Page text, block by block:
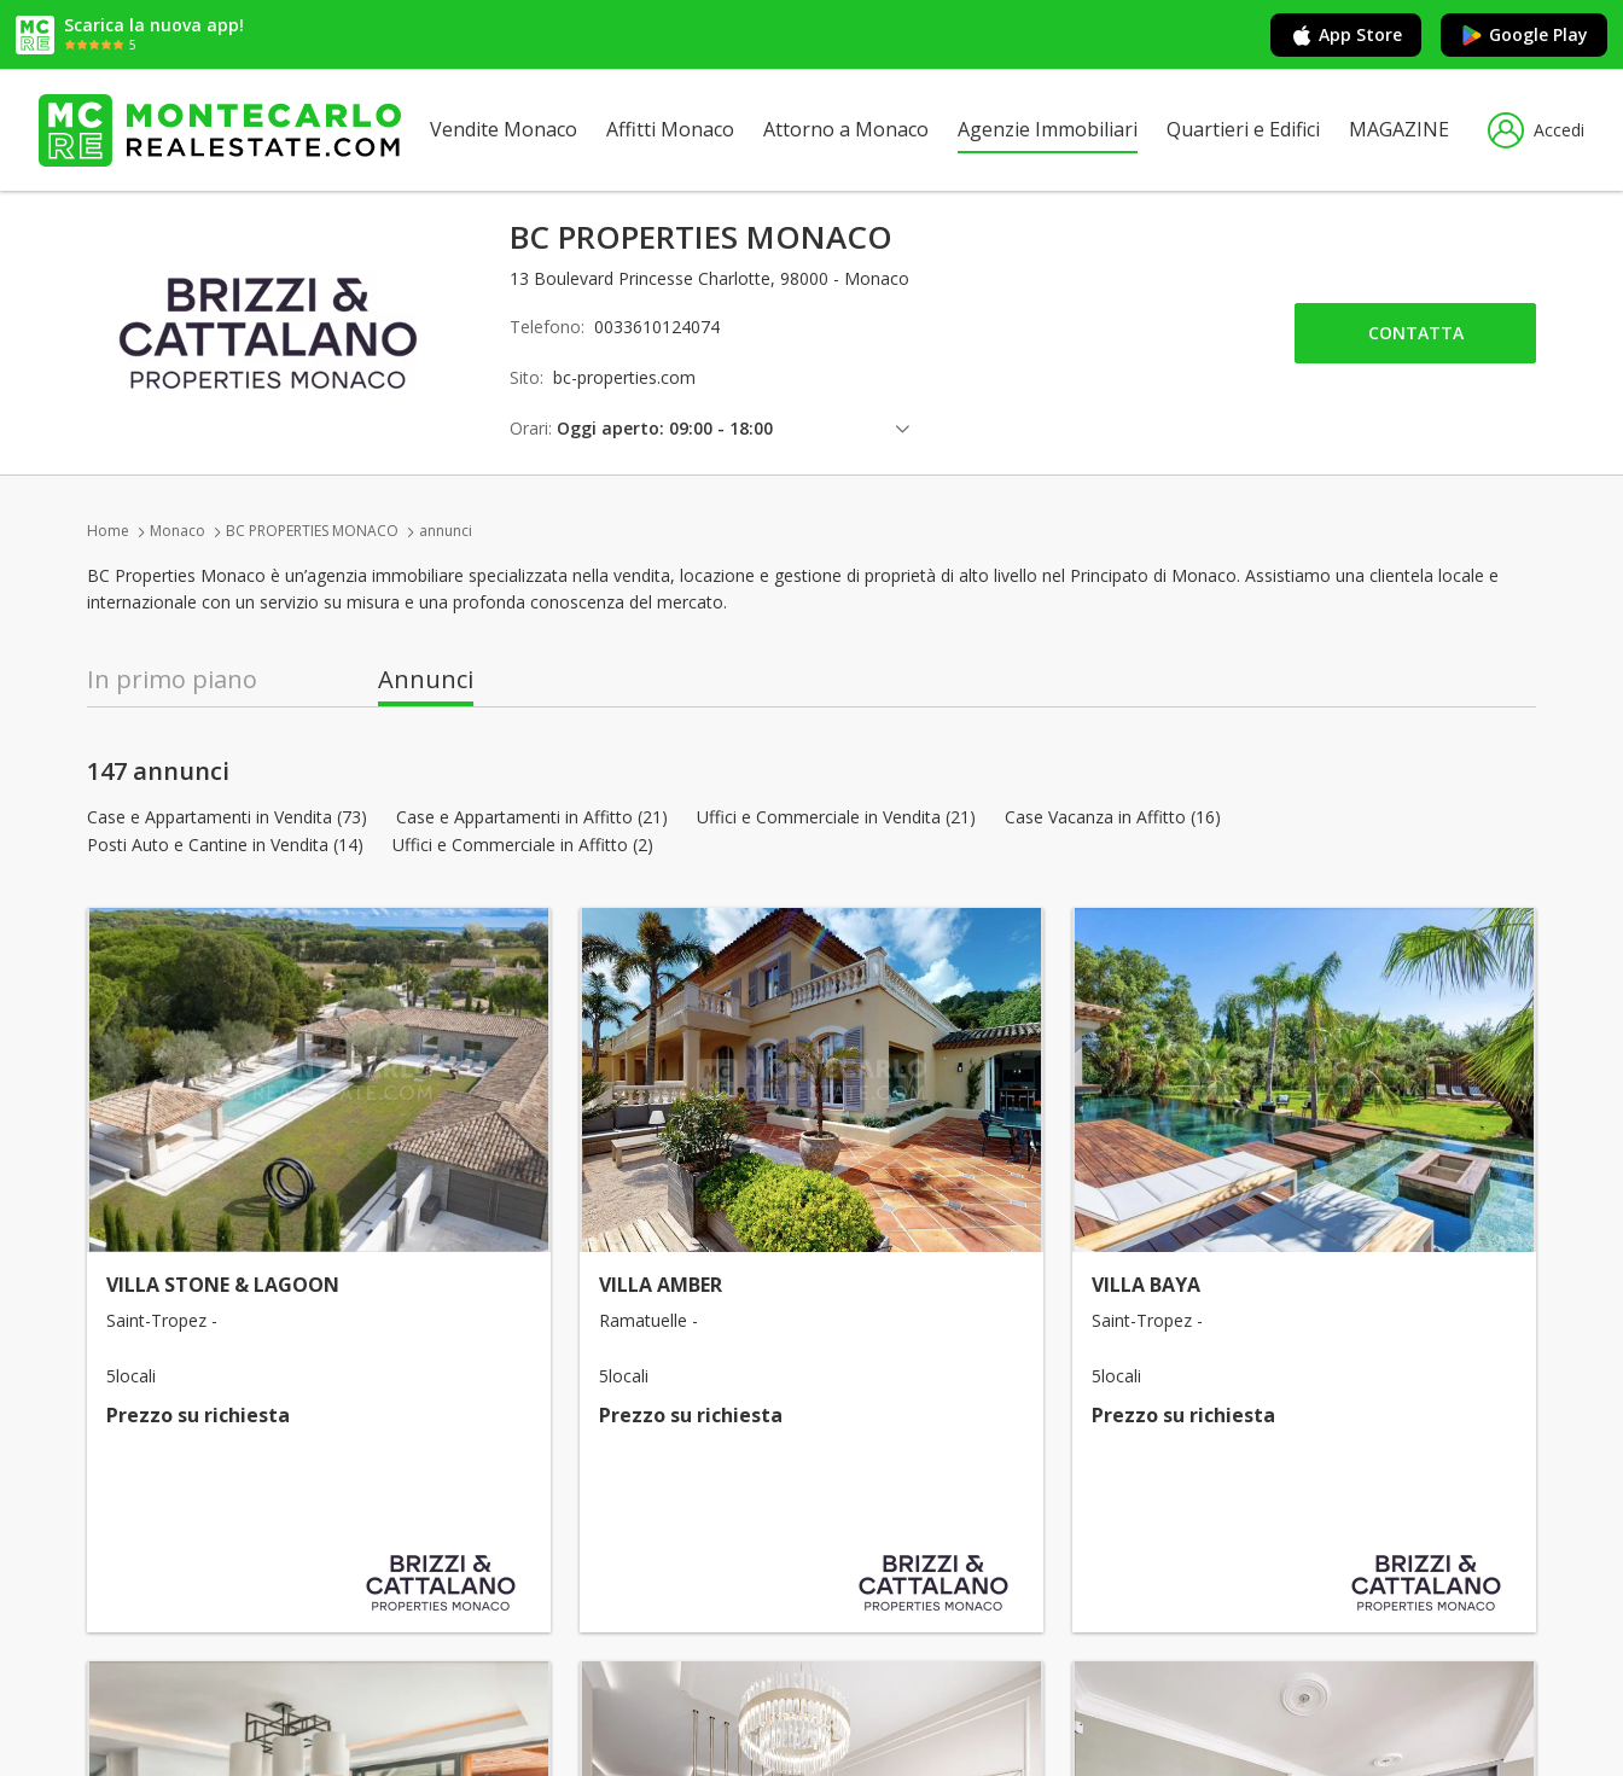
Scarica la nuova app!
5 App Store Google Play
Vendite Monaco Affitti Monaco Attorno a Monaco Agenzie Immobiliari Quartieri e Edifici MAGAZINE Accedi
BC PROPERTIES MONACO
13 Boulevard Princesse Charlotte, 98000 - Monaco
Telefono: 0033610124074
Sito: bc-properties.com
Orari: Oggi aperto: 09:00 - 18:00
lunedì: 09:00 - 18:00
martedì: 09:00 - 18:00
CONTATTA
Home Monaco BC PROPERTIES MONACO annunci
BC Properties Monaco è un’agenzia immobiliare specializzata nella vendita, locazione e gestione di proprietà di alto livello nel Principato di Monaco. Assistiamo una clientela locale e
internazionale con un servizio su misura e una profonda conoscenza del mercato.
In primo piano Annunci
147 annunci
Case e Appartamenti in Vendita (73) Case e Appartamenti in Affitto (21) Uffici e Commerciale in Vendita (21)
Case Vacanza in Affitto (16)
Posti Auto e Cantine in Vendita (14)
Uffici e Commerciale in Affitto (2)
VILLA STONE & LAGOON
Saint-Tropez -
5locali
Prezzo su richiesta
VILLA AMBER
Ramatuelle -
5locali
Prezzo su richiesta
VILLA BAYA
Saint-Tropez -
5locali
Prezzo su richiesta